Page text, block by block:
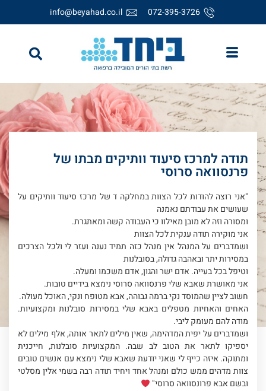
072-395-3726
info@beyahad.co.il
תודה למרכז סיעוד וותיקים מבתו של
פרנסוואה סרוסי
"אני רוצה להודות לכל הצוות במחלקה ד של מרכז סיעוד וותיקים על
שעושים את עבודתם נאמנה
ומסורה וזה לא מובן מאילוו כי העבודה קשה ומאתגרת.
אני מוקירה תודה ענקית לכל הצוות
ושמדברים על המנהל אין מנהל כזה תמיד נענה ועזר לי ולכל הצרכים
במסירות יתר ובאהבה גדולה, בסובלנות
וטיפל בכל בעייה. אדם ישר והגון, אדם משכמו ומעלה.
אני מאושרת שאבא שלי פרנסוואה סרוסי נימצא בידיים טובות.
חשוב לציין שהמוסד נקי ברמה גבוהה, אבא מטופח ונקי, האוכל מעולה.
האחים והאחיות מטפלים באבא שלי במסירות סובלנות ומקצועיות.
מודה להם מעומק ליבי.
ושמדברים על יפית המדהימה, שאין מילים לתאר אותה, אלף מילים לא
יספיקו לתאר את הטוב לב שבה. המקצועיות סובלנות, חייכנית
ומתוקה. איזה כייף לי שאני יודעת שאבא שלי נימצא עם אנשים טובים
צוות מדהים ממש כולם ומנהל אחד ויחיד תודה רבה בשמי אלין מסלטי
ובשם אבא פרונסוואה סרוסי"